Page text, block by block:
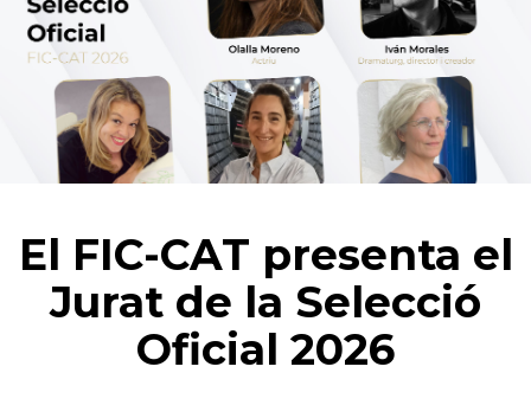
El FIC-CAT presenta el
Jurat de la Selecció
Oficial 2026